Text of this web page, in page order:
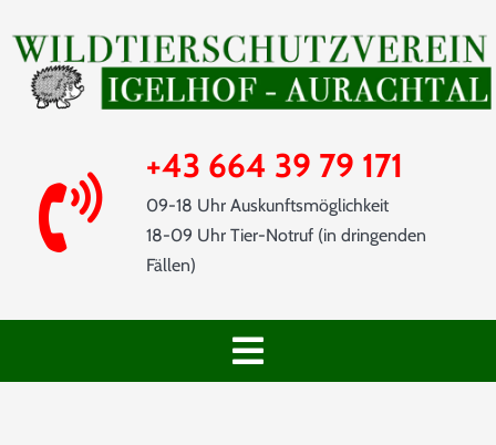
to
content
+43 664 39 79 171
09-18 Uhr Auskunftsmöglichkeit
18-09 Uhr Tier-Notruf (in dringenden
Fällen)
Toggle